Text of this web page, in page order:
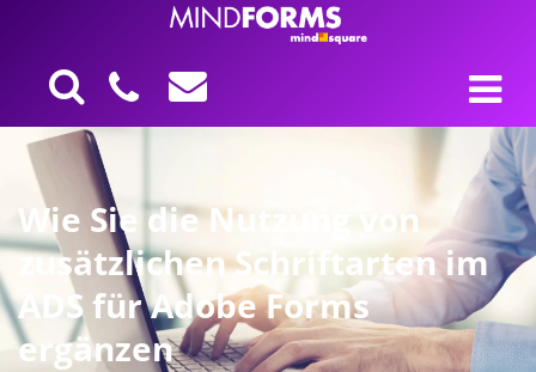
Wie Sie die Nutzung von
zusätzlichen Schriftarten im
ADS für Adobe Forms
ergänzen